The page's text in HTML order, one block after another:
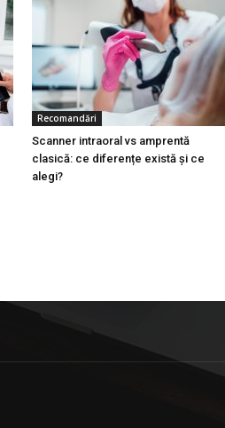
Recomandări
Scanner intraoral vs amprentă
clasică: ce diferențe există și ce
alegi?